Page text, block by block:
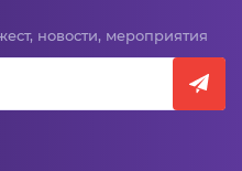
новости, мероприятия